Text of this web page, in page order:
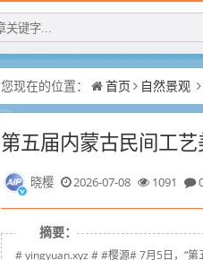
您现在的位置： 首页 自然景观
第五届内蒙古民间工
晓樱 2026-07-08 1091
摘要：
# yingyuan.xyz # #樱源# 7月5日，“第